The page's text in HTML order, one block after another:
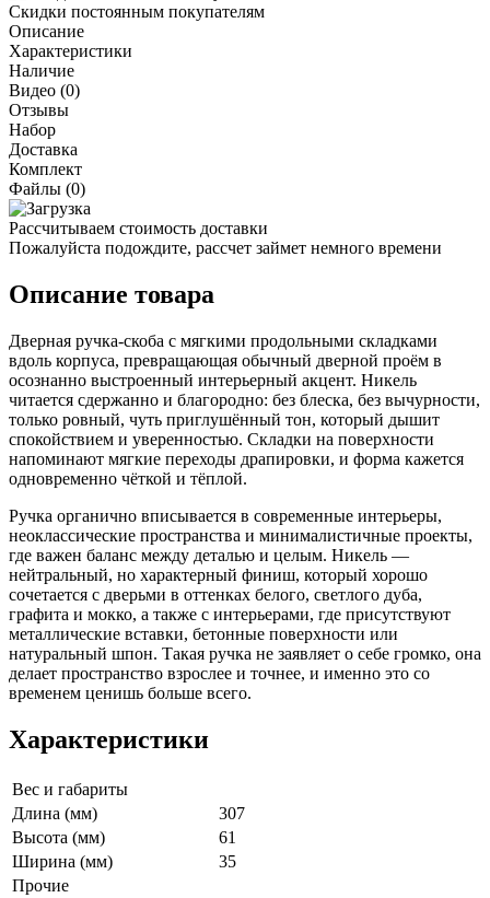
Скидки постоянным покупателям
Описание
Характеристики
Наличие
Видео (0)
Отзывы
Набор
Доставка
Комплект
Файлы (0)
Рассчитываем стоимость доставки
Пожалуйста подождите, рассчет займет немного времени
Описание товара
Дверная ручка-скоба с мягкими продольными складками
вдоль корпуса, превращающая обычный дверной проём в
осознанно выстроенный интерьерный акцент. Никель
читается сдержанно и благородно: без блеска, без вычурности,
только ровный, чуть приглушённый тон, который дышит
спокойствием и уверенностью. Складки на поверхности
напоминают мягкие переходы драпировки, и форма кажется
одновременно чёткой и тёплой.
Ручка органично вписывается в современные интерьеры,
неоклассические пространства и минималистичные проекты,
где важен баланс между деталью и целым. Никель —
нейтральный, но характерный финиш, который хорошо
сочетается с дверьми в оттенках белого, светлого дуба,
графита и мокко, а также с интерьерами, где присутствуют
металлические вставки, бетонные поверхности или
натуральный шпон. Такая ручка не заявляет о себе громко, она
делает пространство взрослее и точнее, и именно это со
временем ценишь больше всего.
Характеристики
Вес и габариты
Длина (мм)
307
Высота (мм)
61
Ширина (мм)
35
Прочие